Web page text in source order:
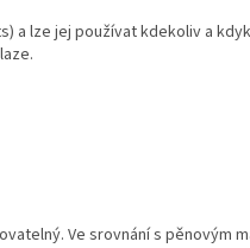
a lze jej používat kdekoliv a
Ve srovnání s pěnovým